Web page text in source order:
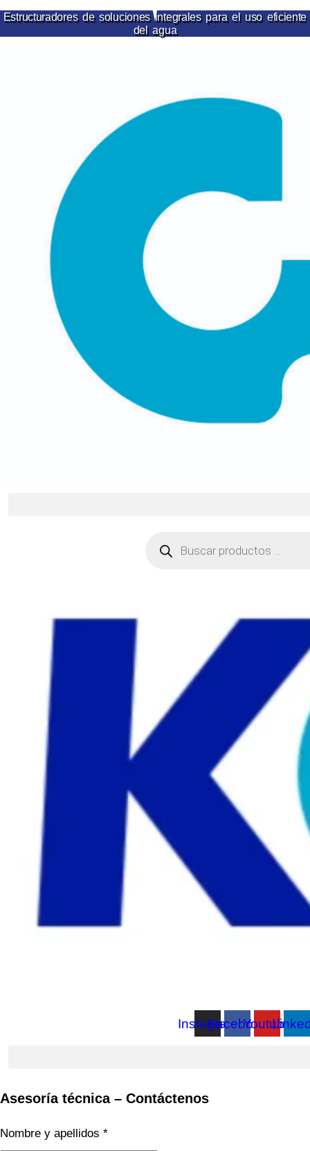
Ir
al
Estructuradores de soluciones integrales para el uso eficiente
del agua
productos
InstagramFacebookYoutube
Asesoría técnica – Contáctenos
Nombre y apellidos *